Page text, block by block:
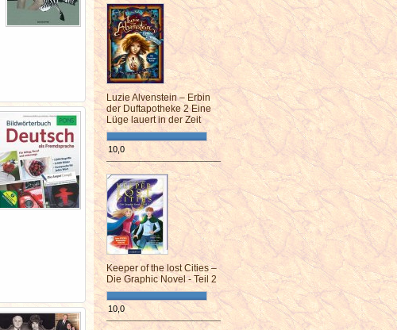
Luzie Alvenstein – Erbin
der Duftapotheke 2 Eine
Lüge lauert in der Zeit
10,0
¯¯¯¯¯¯¯¯¯¯¯¯¯¯¯¯¯¯¯¯¯¯¯¯
Keeper of the lost Cities –
Die Graphic Novel - Teil 2
10,0
¯¯¯¯¯¯¯¯¯¯¯¯¯¯¯¯¯¯¯¯¯¯¯¯